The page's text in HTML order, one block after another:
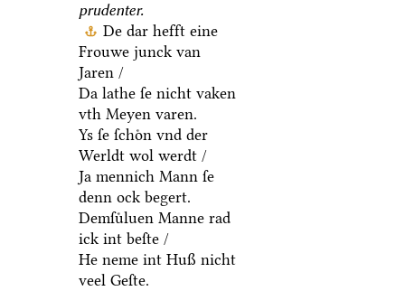
prudenter.
De dar hefft eine
Frouwe junck van
Jaren /
Da lathe ſe nicht vaken
vth Meyen varen.
Ys ſe ſchoͤn vnd der
Werldt wol werdt /
Ja mennich Mann ſe
denn ock begert.
Demſuͤluen Manne rad
ick int beſte /
He neme int Huß nicht
veel Geſte.